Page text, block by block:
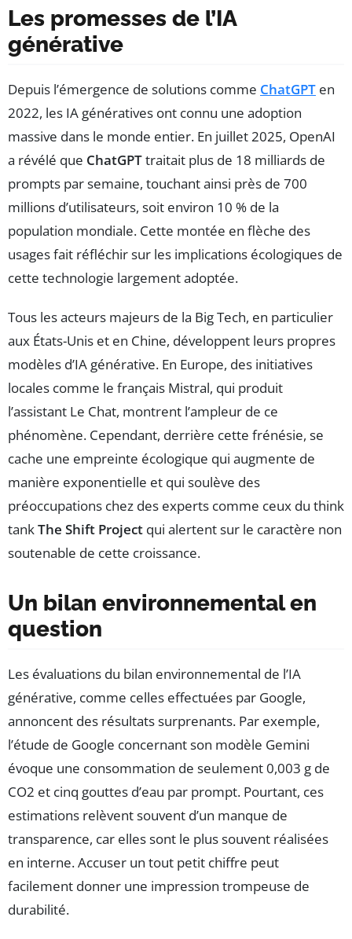
Les promesses de l’IA
générative
Depuis l’émergence de solutions comme ChatGPT en
2022, les IA génératives ont connu une adoption
massive dans le monde entier. En juillet 2025, OpenAI
a révélé que ChatGPTtraitait plus de 18 milliards de
prompts par semaine, touchant ainsi près de 700
millions d’utilisateurs, soit environ 10 % de la
population mondiale. Cette montée en flèche des
usages fait réfléchir sur les implications écologiques de
cette technologie largement adoptée.
Tous les acteurs majeurs de la Big Tech, en particulier
aux États-Unis et en Chine, développent leurs propres
modèles d’IA générative. En Europe, des initiatives
locales comme le français Mistral, qui produit
l’assistant Le Chat, montrent l’ampleur de ce
phénomène. Cependant, derrière cette frénésie, se
cache une empreinte écologique qui augmente de
manière exponentielle et qui soulève des
préoccupations chez des experts comme ceux du think
tankThe Shift Project qui alertent sur le caractère non
soutenable de cette croissance.
Un bilan environnemental en
question
Les évaluations du bilan environnemental de l’IA
générative, comme celles effectuées par Google,
annoncent des résultats surprenants. Par exemple,
l’étude de Google concernant son modèle Gemini
évoque une consommation de seulement 0,003 g de
CO2 et cinq gouttes d’eau par prompt. Pourtant, ces
estimations relèvent souvent d’un manque de
transparence, car elles sont le plus souvent réalisées
en interne. Accuser un tout petit chiffre peut
facilement donner une impression trompeuse de
durabilité.